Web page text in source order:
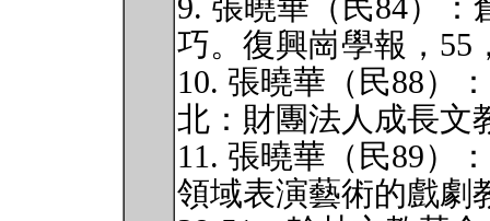
9. 張曉華（民84）
巧。復興崗學報，55
10. 張曉華（民88）
北：財團法人成長文
11. 張曉華（民89）
領域表演藝術的戲劇